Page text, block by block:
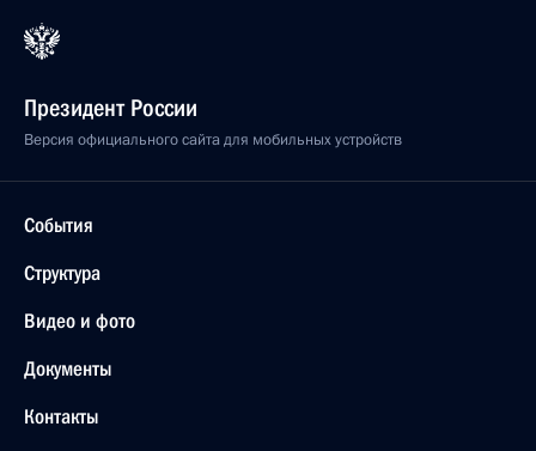
Президент России
Версия официального сайта для мобильных устройств
События
Структура
Видео и фото
Документы
Контакты